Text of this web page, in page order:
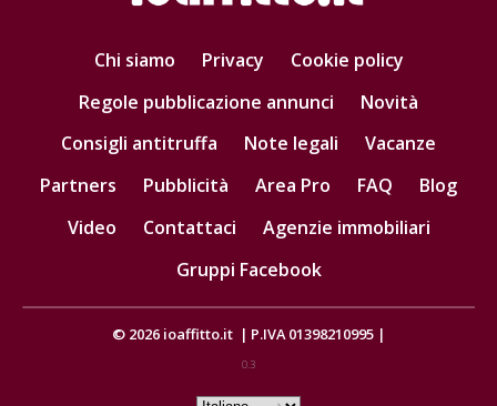
Chi siamo Privacy
Cookie policy
Regole pubblicazione annunci
Novità
Consigli antitruffa
Note legali
Vacanze
Partners
Pubblicità Area Pro FAQ
Blog
Video
Contattaci
Agenzie immobiliari
Gruppi Facebook
© 2026 ioaffitto.it | P.IVA 01398210995 |
0.3